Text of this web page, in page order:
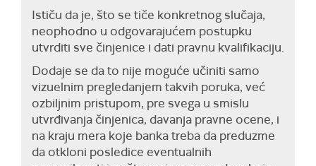
Ističu da je, što se tiče konkretnog slučaja,
neophodno u odgovarajućem postupku
utvrditi sve činjenice i dati pravnu kvalifikaciju.
Dodaje se da to nije moguće učiniti samo
vizuelnim pregledanjem takvih poruka, već
ozbiljnim pristupom, pre svega u smislu
utvrđivanja činjenica, davanja pravne ocene, i
na kraju mera koje banka treba da preduzme
da otkloni posledice eventualnih